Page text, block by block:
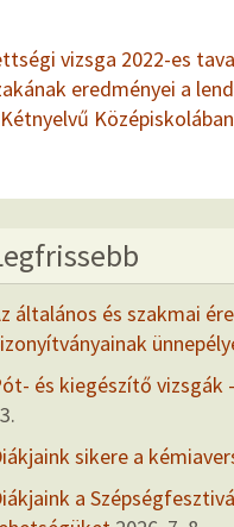
vizsga 2022-es
eredményei a
Kétnyelvű Középiskolában
általános és szakmai
és kiegészítő vizsgák
sikere a
a